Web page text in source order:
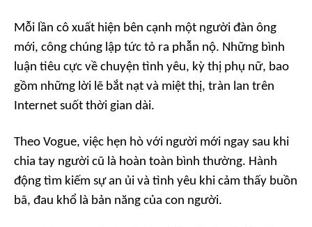
Mỗi lần cô xuất hiện bên cạnh một người đàn ông
mới, công chúng lập tức tỏ ra phẫn nộ. Những bình
luận tiêu cực về chuyện tình yêu, kỳ thị phụ nữ, bao
gồm những lời lẽ bắt nạt và miệt thị, tràn lan trên
Internet suốt thời gian dài.
Theo Vogue, việc hẹn hò với người mới ngay sau khi
chia tay người cũ là hoàn toàn bình thường. Hành
động tìm kiếm sự an ủi và tình yêu khi cảm thấy buồn
bã, đau khổ là bản năng của con người.